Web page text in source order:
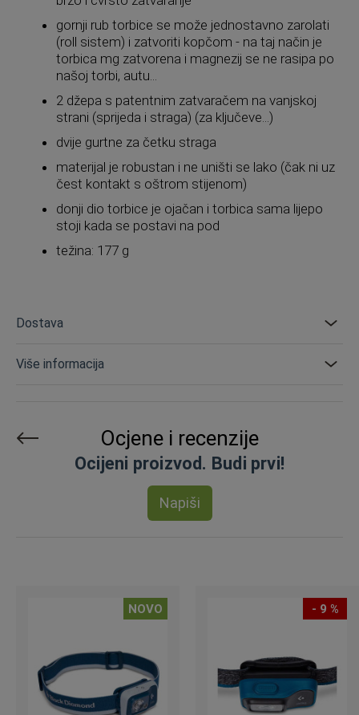
gornji rub torbice se može jednostavno zarolati
(roll sistem) i zatvoriti kopčom - na taj način je
torbica mg zatvorena i magnezij se ne rasipa po
našoj torbi, autu...
2 džepa s patentnim zatvaračem na vanjskoj
strani (sprijeda i straga) (za ključeve...)
dvije gurtne za četku straga
materijal je robustan i ne uništi se lako (čak ni uz
čest kontakt s oštrom stijenom)
donji dio torbice je ojačan i torbica sama lijepo
stoji kada se postavi na pod
težina: 177 g
Dostava
Više informacija
Ocjene i recenzije
Ocijeni proizvod. Budi prvi!
Napiši
NOVO - 9 %